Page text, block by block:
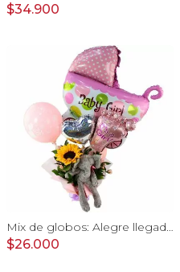
$34.900
Mix de globos: Alegre llegada Baby Girl
$26.000